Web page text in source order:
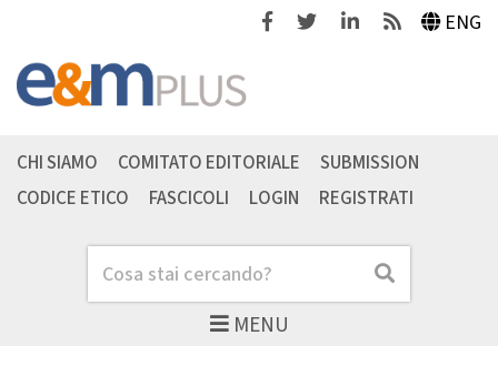
FacebookTwitterLinkedinFeeds ENG
MENU
Cerca Cerca
CHI SIAMO COMITATO EDITORIALE
SUBMISSION
CODICE ETICO
FASCICOLI LOGIN REGISTRATI